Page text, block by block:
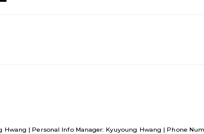
Hwang | Personal Info Manager: Kyuyoung Hwang | Phone